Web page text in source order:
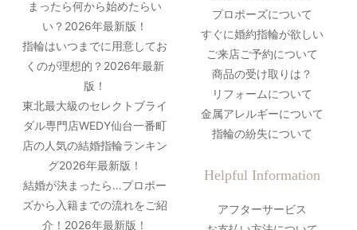
まったら何から始めたらい
い？2026年最新版！
指輪はいつまでに用意してお
くのが理想的？2026年最新
版！
東北最大級のセレクトブライ
ダル専門店WEDY仙台一番町
店の人気の結婚指輪ランキン
グ2026年最新版！
結婚が決まったら…プロポー
ズから入籍までの流れをご紹
介！2026年最新版！
プロポーズについて
すぐに婚約指輪が欲しい
ご来店ご予約について
商品の受け取りは？
リフォームについて
金属アレルギーについて
指輪の紛失について
Helpful Information
アフターサービス